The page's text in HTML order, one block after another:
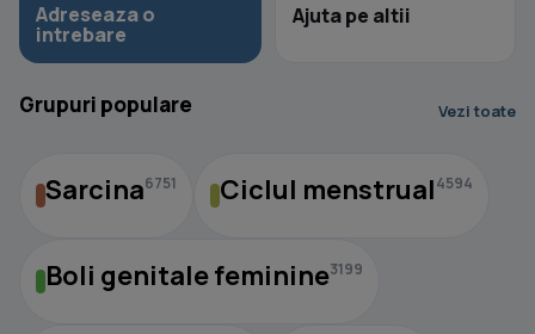
Adreseaza o
intrebare
Ajuta pe altii
Grupuri populare Vezi toate
Sarcina6751 Ciclul menstrual4594
Boli genitale feminine3199